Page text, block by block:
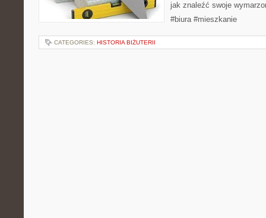
jak znaleźć swoje
#biura #mieszkanie
CATEGORIES: HISTORIA BIŻUTERII